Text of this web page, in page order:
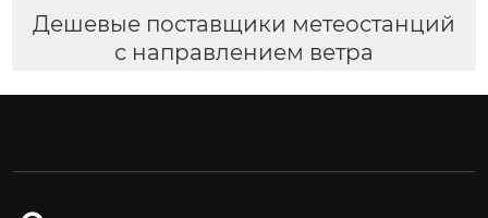
Дешевые поставщики метеостанций
с направлением ветра